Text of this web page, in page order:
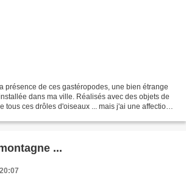
présence de ces gastéropodes, une bien étrange
dans ma ville. Réalisés avec des objets de
tous ces drôles d'oiseaux ... mais j'ai une affection
...